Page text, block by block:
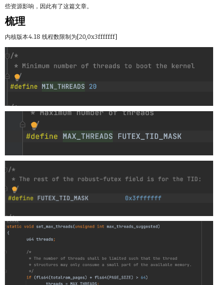
些资源影响，因此有了这篇文章。
梳理
内核版本4.18 线程数限制为[20,0x3fffffff]